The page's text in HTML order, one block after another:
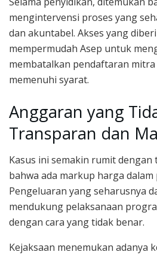
mengintervensi proses yang
dan akuntabel. Akses yang
mempermudah Asep untuk
membatalkan pendaftaran
memenuhi syarat.
Anggaran yang
Transparan dan
Kasus ini semakin rumit
bahwa ada markup harga
Pengeluaran yang seharusnya
mendukung pelaksanaan
dengan cara yang tidak benar.
Kejaksaan menemukan adanya